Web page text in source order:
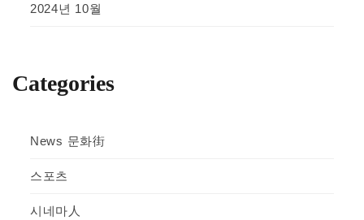
2024년 10월
Categories
News 문화街
스포츠
시네마人